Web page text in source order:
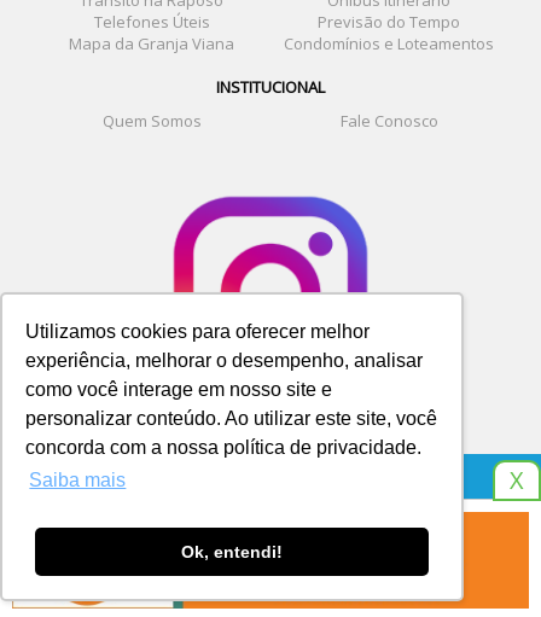
Utilizamos cookies para oferecer melhor
experiência, melhorar o desempenho, analisar
como você interage em nosso site e
personalizar conteúdo. Ao utilizar este site, você
concorda com a nossa política de privacidade.
Saiba mais
Ok, entendi!
X
Telefones Úteis
Previsão do Tempo
Mapa da Granja Viana
Condomínios e Loteamentos
INSTITUCIONAL
Quem Somos
Fale Conosco
© SITE DA GRANJA. TELEFONE E WHATSAPP 9 8266 8541